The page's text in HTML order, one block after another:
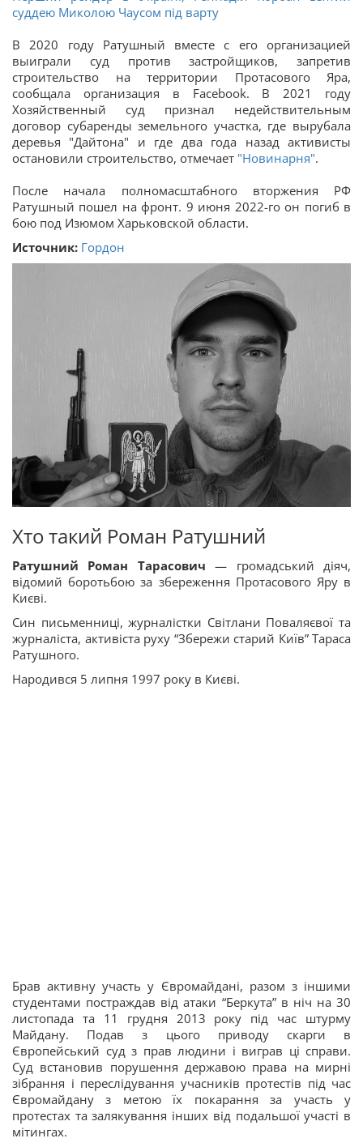
суддею Миколою Чаусом під варту
В 2020 году Ратушный вместе с его организацией
выиграли суд против застройщиков, запретив
строительство на территории Протасового Яра,
сообщала организация в Facebook. В 2021 году
Хозяйственный суд признал недействительным
договор субаренды земельного участка, где вырубала
деревья "Дайтона" и где два года назад активисты
остановили строительство, отмечает "Новинарня".
После начала полномасштабного вторжения РФ
Ратушный пошел на фронт. 9 июня 2022-го он погиб в
бою под Изюмом Харьковской области.
Источник: Гордон
Хто такий Роман Ратушний
Ратушний Роман Тарасович — громадський діяч,
відомий боротьбою за збереження Протасового Яру в
Києві.
Син письменниці, журналістки Світлани Поваляєвої та
журналіста, активіста руху “Збережи старий Київ” Тараса
Ратушного.
Народився 5 липня 1997 року в Києві.
Брав активну участь у Євромайдані, разом з іншими
студентами постраждав від атаки “Беркута” в ніч на 30
листопада та 11 грудня 2013 року під час штурму
Майдану. Подав з цього приводу скарги в
Європейський суд з прав людини і виграв ці справи.
Суд встановив порушення державою права на мирні
зібрання і переслідування учасників протестів під час
Євромайдану з метою їх покарання за участь у
протестах та залякування інших від подальшої участі в
мітингах.